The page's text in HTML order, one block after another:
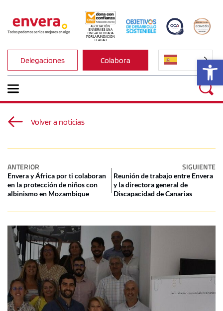
ASOCIACIÓN
ENVERA ES UNA
ONG ACREDITADA
POR LA FUNDACIÓN
LEALTAD
Delegaciones Colabora
Volver a noticias
ANTERIOR SIGUIENTE
Envera y África por ti colaboran
en la protección de niños con
albinismo en Mozambique
Reunión de trabajo entre Envera
y la directora general de
Discapacidad de Canarias